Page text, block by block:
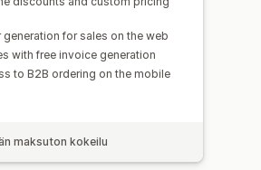
generation for sales on the web
with free invoice generation
to B2B ordering on the mobile
maksuton kokeilu